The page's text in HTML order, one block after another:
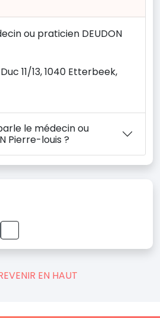
ou praticien DEUDON
11/13, 1040 Etterbeek,
le médecin ou
Pierre-louis ?
EN HAUT